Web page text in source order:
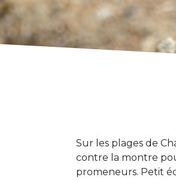
Sur les plages de
contre la montre
promeneurs. Petit